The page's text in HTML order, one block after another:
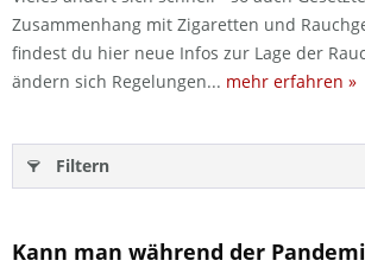
Zusammenhang mit Zigaretten und
findest du hier neue Infos zur Lage der
ändern sich Regelungen... mehr erfahren »
Filtern
Kann man während der